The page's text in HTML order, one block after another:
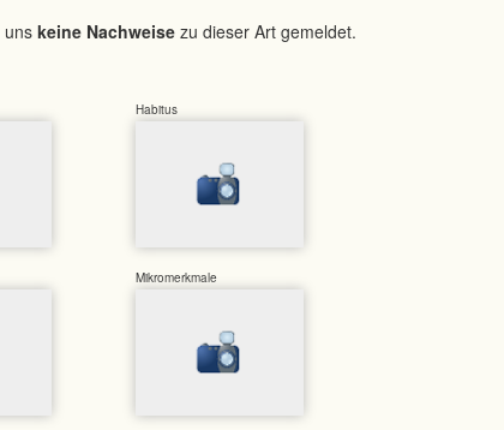
unskeine Nachweise zu dieser Art gemeldet.
Habitus
Mikromerkmale